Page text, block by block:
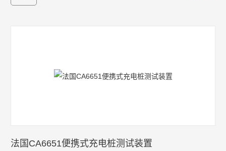
法国CA6651便携式充电桩测试装置